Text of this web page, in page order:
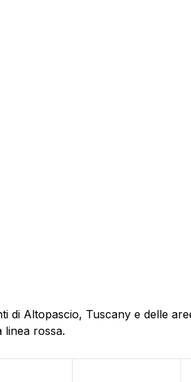
di Altopascio, Tuscany e delle
linea rossa.